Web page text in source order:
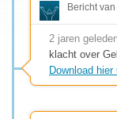
Bericht
2 jaren
klacht over
Download hier